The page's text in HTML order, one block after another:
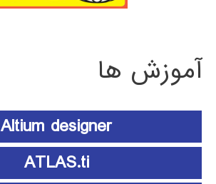
آموزش ها
Altium designer
ATLAS.ti